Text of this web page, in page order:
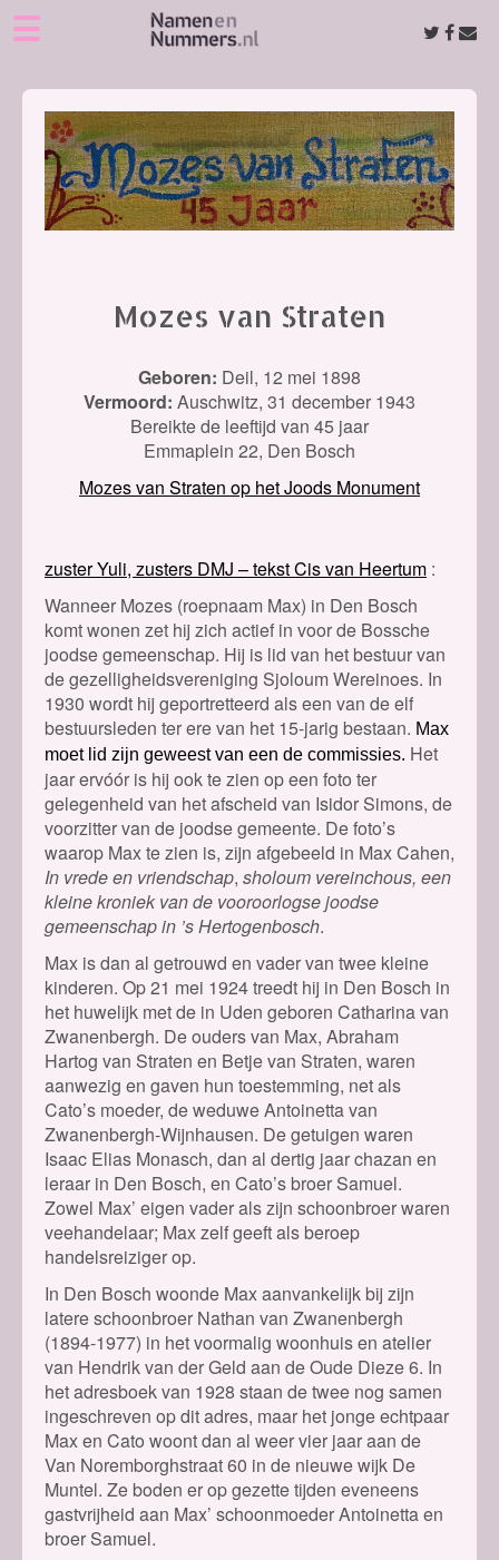
☰
Mozes van Straten
Geboren: Deil, 12 mei 1898
Vermoord: Auschwitz, 31 december 1943
Bereikte de leeftijd van 45 jaar
Emmaplein 22, Den Bosch
Mozes van Straten op het Joods Monument
zuster Yuli, zusters DMJ – tekst Cis van Heertum
Wanneer Mozes (roepnaam Max) in Den Bosch
komt wonen zet hij zich actief in voor de Bossche
joodse gemeenschap. Hij is lid van het bestuur van
de gezelligheidsvereniging Sjoloum Wereinoes. In
1930 wordt hij geportretteerd als een van de elf
bestuursleden ter ere van het 15-jarig bestaan. Max
moet lid zijn geweest van een de commissies. Het
jaar ervóór is hij ook te zien op een foto ter
gelegenheid van het afscheid van Isidor Simons, de
voorzitter van de joodse gemeente. De foto’s
waarop Max te zien is, zijn afgebeeld in Max Cahen,
In vrede en vriendschap, sholoum vereinchous, een
kleine kroniek van de vooroorlogse joodse
gemeenschap in ’s Hertogenbosch.
Max is dan al getrouwd en vader van twee kleine
kinderen. Op 21 mei 1924 treedt hij in Den Bosch in
het huwelijk met de in Uden geboren Catharina van
Zwanenbergh. De ouders van Max, Abraham
Hartog van Straten en Betje van Straten, waren
aanwezig en gaven hun toestemming, net als
Cato’s moeder, de weduwe Antoinetta van
Zwanenbergh-Wijnhausen. De getuigen waren
Isaac Elias Monasch, dan al dertig jaar chazan en
leraar in Den Bosch, en Cato’s broer Samuel.
Zowel Max’ eigen vader als zijn schoonbroer waren
veehandelaar; Max zelf geeft als beroep
handelsreiziger op.
In Den Bosch woonde Max aanvankelijk bij zijn
latere schoonbroer Nathan van Zwanenbergh
(1894-1977) in het voormalig woonhuis en atelier
van Hendrik van der Geld aan de Oude Dieze 6. In
het adresboek van 1928 staan de twee nog samen
ingeschreven op dit adres, maar het jonge echtpaar
Max en Cato woont dan al weer vier jaar aan de
Van Noremborghstraat 60 in de nieuwe wijk De
Muntel. Ze boden er op gezette tijden eveneens
gastvrijheid aan Max’ schoonmoeder Antoinetta en
broer Samuel.